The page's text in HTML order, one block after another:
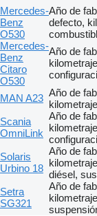
Mercedes-
Benz
O530
Año de
defecto,
Mercedes-
Benz
Citaro
O530
Año de
MAN A23 Año de
Scania
OmniLink
Año de
Solaris
Urbino 18
Año de
diésel,
Setra
SG321
Año de